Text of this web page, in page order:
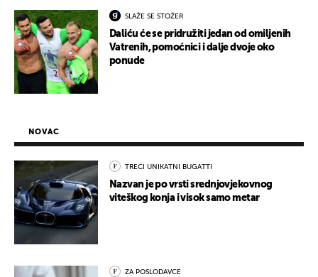
SLAŽE SE STOŽER
Daliću će se pridružiti jedan od omiljenih
Vatrenih, pomoćnici i dalje dvoje oko
ponude
NOVAC
TREĆI UNIKATNI BUGATTI
Nazvan je po vrsti srednjovjekovnog
viteškog konja i visok samo metar
ZA POSLODAVCE